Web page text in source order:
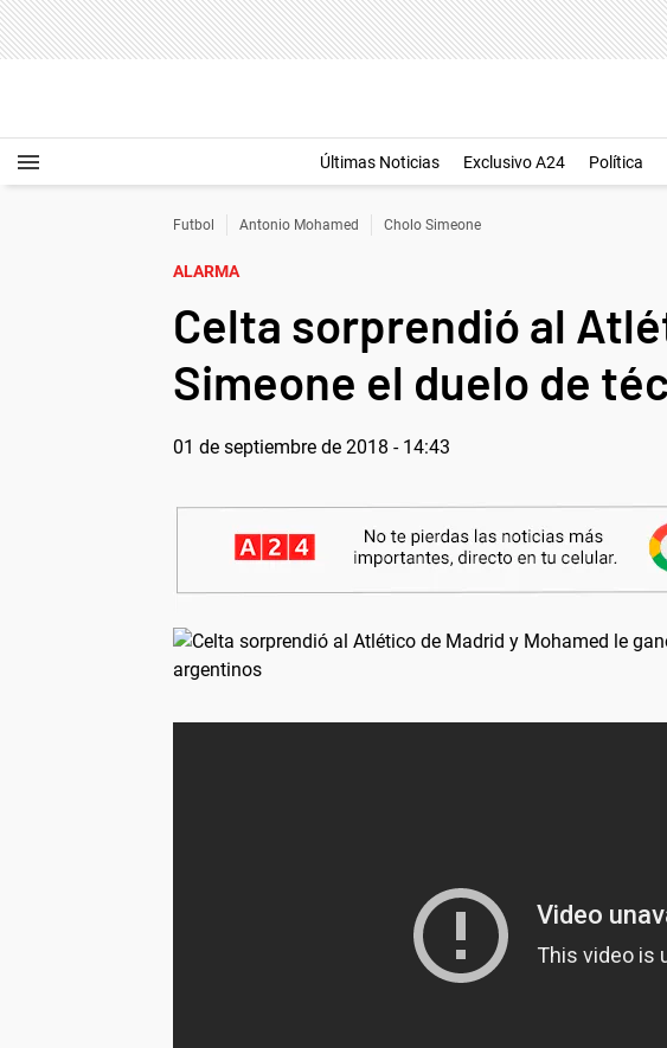
Últimas Noticias Exclusivo A24 Política
Futbol Antonio Mohamed Cholo Simeone
ALARMA
Celta sorprendió al
Simeone el duelo de
01 de septiembre de 2018 - 14:43